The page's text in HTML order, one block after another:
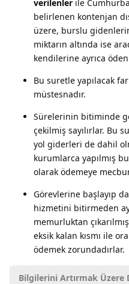
verilenler ile
belirlenen kontenjan
üzere, burslu
miktarın altında ise
kendilerine ayrıca
Bu suretle yapılacak
müstesnadır.
Sürelerinin bitiminde
çekilmiş sayılırlar. Bu
yol giderleri de dahil
kurumlarca yapılmış
olarak ödemeye
Görevlerine başlayıp
hizmetini bitirmeden
memurluktan
eksik kalan kısmı ile
ödemek zorundadırlar.
Bilgilerini Artırmak Üzere